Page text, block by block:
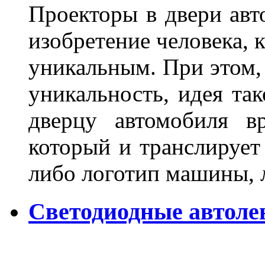
Проекторы в двери
изобретение человека,
уникальным. При этом,
уникальность, идея
дверцу автомобиля
который и
либо логотип машины,
Светодиодные